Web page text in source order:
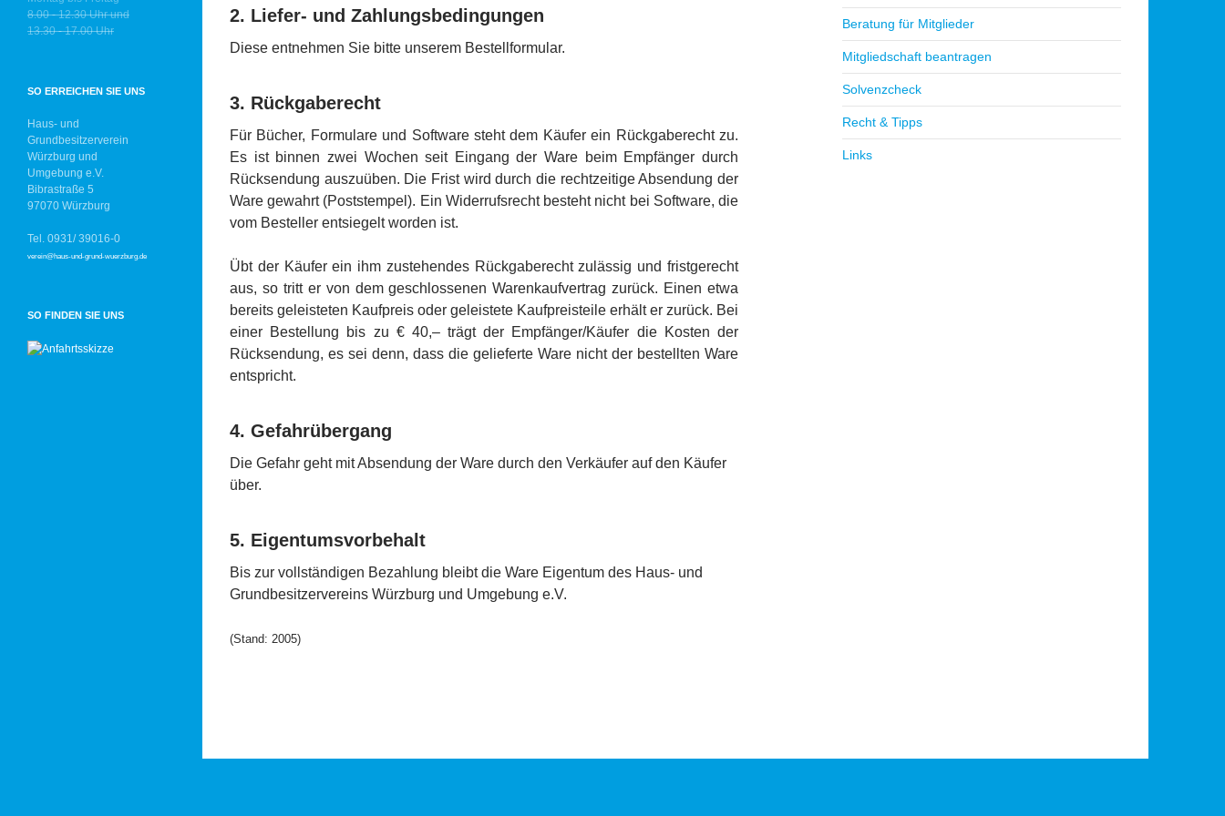
2. Liefer- und Zahlungsbedingungen
Diese entnehmen Sie bitte unserem Bestellformular.
3. Rückgaberecht
Für Bücher, Formulare und Software steht dem Käufer ein Rückgaberecht zu.
Es ist binnen zwei Wochen seit Eingang der Ware beim Empfänger durch
Rücksendung auszuüben. Die Frist wird durch die rechtzeitige Absendung der
Ware gewahrt (Poststempel). Ein Widerrufsrecht besteht nicht bei Software, die
vom Besteller entsiegelt worden ist.
Übt der Käufer ein ihm zustehendes Rückgaberecht zulässig und fristgerecht
aus, so tritt er von dem geschlossenen Warenkaufvertrag zurück. Einen etwa
bereits geleisteten Kaufpreis oder geleistete Kaufpreisteile erhält er zurück. Bei
einer Bestellung bis zu € 40,– trägt der Empfänger/Käufer die Kosten der
Rücksendung, es sei denn, dass die gelieferte Ware nicht der bestellten Ware
entspricht.
4. Gefahrübergang
Die Gefahr geht mit Absendung der Ware durch den Verkäufer auf den Käufer
über.
5. Eigentumsvorbehalt
Bis zur vollständigen Bezahlung bleibt die Ware Eigentum des Haus- und
Grundbesitzervereins Würzburg und Umgebung e.V.
(Stand: 2005)
Beratung für Mitglieder
Mitgliedschaft beantragen
Solvenzcheck
Recht & Tipps
Links
8.00 - 12.30 Uhr und
13.30 - 17.00 Uhr
SO ERREICHEN SIE UNS
Haus- und
Grundbesitzerverein
Würzburg und
Umgebung e.V.
Bibrastraße 5
97070 Würzburg
Tel. 0931/ 39016-0
verein@haus-und-grund-wuerzburg.de
SO FINDEN SIE UNS